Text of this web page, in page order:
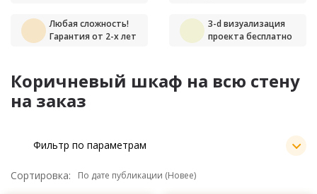
Любая сложность!
Гарантия от 2-х лет
3-d визуализация
проекта бесплатно
Коричневый шкаф на всю стену
на заказ
Фильтр по параметрам
Сортировка: